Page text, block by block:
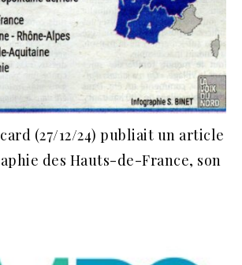
(27/12/24) publiait un article
des Hauts-de-France, son